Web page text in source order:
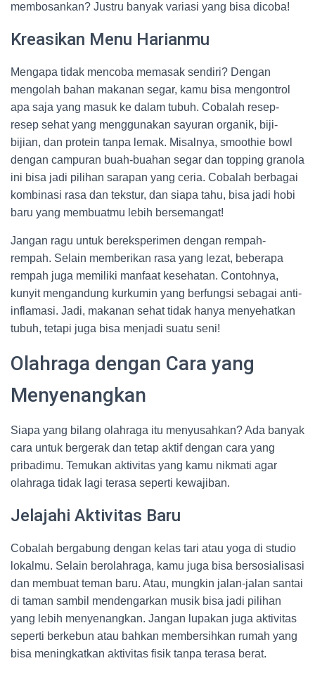
membosankan? Justru banyak variasi yang bisa dicoba!
Kreasikan Menu Harianmu
Mengapa tidak mencoba memasak sendiri? Dengan
mengolah bahan makanan segar, kamu bisa mengontrol
apa saja yang masuk ke dalam tubuh. Cobalah resep-
resep sehat yang menggunakan sayuran organik, biji-
bijian, dan protein tanpa lemak. Misalnya, smoothie bowl
dengan campuran buah-buahan segar dan topping granola
ini bisa jadi pilihan sarapan yang ceria. Cobalah berbagai
kombinasi rasa dan tekstur, dan siapa tahu, bisa jadi hobi
baru yang membuatmu lebih bersemangat!
Jangan ragu untuk bereksperimen dengan rempah-
rempah. Selain memberikan rasa yang lezat, beberapa
rempah juga memiliki manfaat kesehatan. Contohnya,
kunyit mengandung kurkumin yang berfungsi sebagai anti-
inflamasi. Jadi, makanan sehat tidak hanya menyehatkan
tubuh, tetapi juga bisa menjadi suatu seni!
Olahraga dengan Cara yang
Menyenangkan
Siapa yang bilang olahraga itu menyusahkan? Ada banyak
cara untuk bergerak dan tetap aktif dengan cara yang
pribadimu. Temukan aktivitas yang kamu nikmati agar
olahraga tidak lagi terasa seperti kewajiban.
Jelajahi Aktivitas Baru
Cobalah bergabung dengan kelas tari atau yoga di studio
lokalmu. Selain berolahraga, kamu juga bisa bersosialisasi
dan membuat teman baru. Atau, mungkin jalan-jalan santai
di taman sambil mendengarkan musik bisa jadi pilihan
yang lebih menyenangkan. Jangan lupakan juga aktivitas
seperti berkebun atau bahkan membersihkan rumah yang
bisa meningkatkan aktivitas fisik tanpa terasa berat.